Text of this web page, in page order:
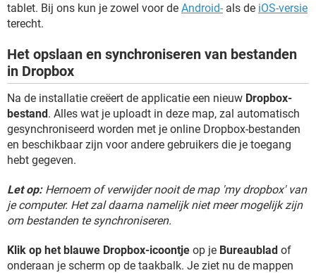
tablet. Bij ons kun je zowel voor de Android-als de iOS-versie
terecht.
Het opslaan en synchroniseren van bestanden
in Dropbox
Na de installatie creëert de applicatie een nieuw Dropbox-
bestand. Alles wat je uploadt in deze map, zal automatisch
gesynchroniseerd worden met je online Dropbox-bestanden
en beschikbaar zijn voor andere gebruikers die je toegang
hebt gegeven.
Let op:Hernoem of verwijder nooit de map 'my dropbox' van
je computer. Het zal daarna namelijk niet meer mogelijk zijn
om bestanden te synchroniseren.
Klik op het blauwe Dropbox-icoontje op je Bureaublad of
onderaan je scherm op de taakbalk. Je ziet nu de mappen